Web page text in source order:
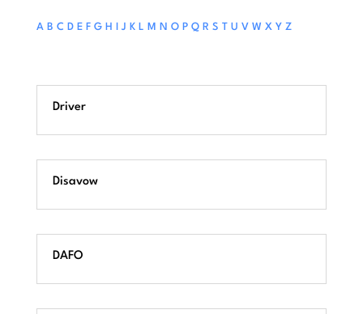
A B C D E F G H J K L M N O P Q R S T U V W X Y Z
Driver
Disavow
DAFO